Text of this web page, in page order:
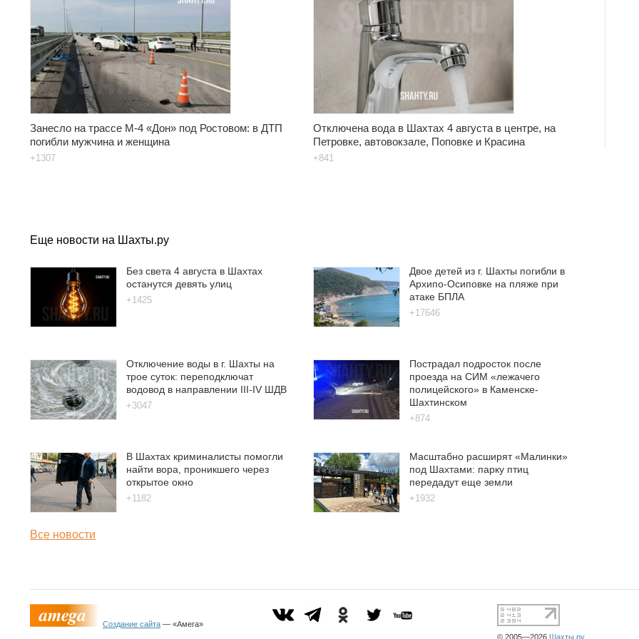
Занесло на трассе М-4 «Дон» под Ростовом: в ДТП
погибли мужчина и женщина
+1307
Отключена вода в Шахтах 4 августа в центре, на
Петровке, автовокзале, Поповке и Красина
+841
Еще новости на Шахты.ру
Без света 4 августа в Шахтах
останутся девять улиц
+1425
Двое детей из г. Шахты погибли в
Архипо-Осиповке на пляже при
атаке БПЛА
+17646
Отключение воды в г. Шахты на
трое суток: переподключат
водовод в направлении III-IV ШДВ
+3047
Пострадал подросток после
проезда на СИМ «лежачего
полицейского» в Каменске-
Шахтинском
+874
В Шахтах криминалисты помогли
найти вора, проникшего через
открытое окно
+1182
Масштабно расширят «Малинки»
под Шахтами: парку птиц
передадут еще земли
+1932
Все новости
Создание сайта — «Амега»
© 2005—2026
Шахты.ру